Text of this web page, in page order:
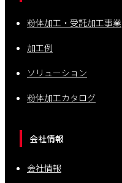
粉体加工・受託加工事業
加工例
ソリューション
粉体加工カタログ
会社情報
会社情報